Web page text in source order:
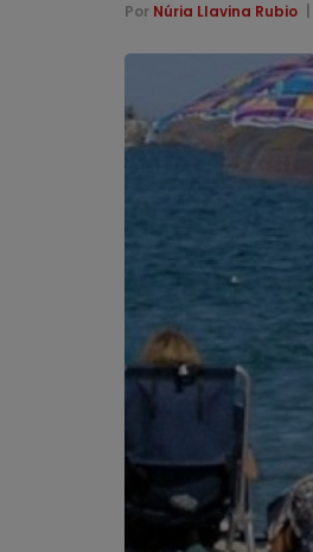
Por Núria Llavina Rubio